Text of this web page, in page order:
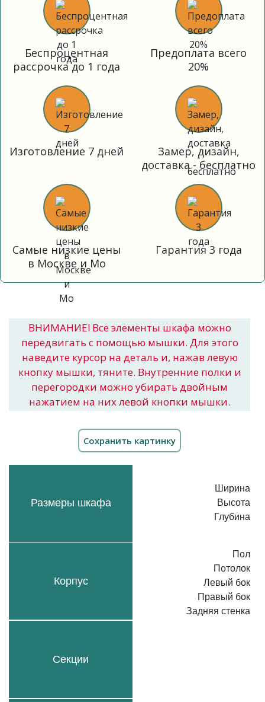
Беспроцентная
рассрочка до 1 года
Предоплата всего
20%
Изготовление 7 дней
Замер, дизайн,
доставка - бесплатно
Самые низкие цены
в Москве и Мо
Гарантия 3 года
ВНИМАНИЕ! Все элементы шкафа можно
передвигать с помощью мышки. Для этого
наведите курсор на деталь и, нажав левую
кнопку мышки, тяните. Внутренние полки и
перегородки можно убирать двойным
нажатием на них левой кнопки мышки.
Размеры шкафа
Корпус
Секции
Ширина
Высота
Глубина
Пол
Потолок
Левый бок
Правый бок
Задняя стенка